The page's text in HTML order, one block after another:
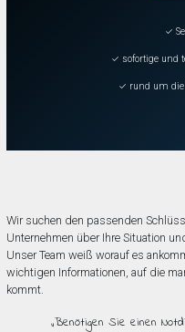
✓
✓ sofortige und
✓ rund um
Wir suchen den passenden
Unternehmen über Ihre Situation
Unser Team weiß worauf es
wichtigen Informationen, auf die
kommt.
„Benötigen Sie einen